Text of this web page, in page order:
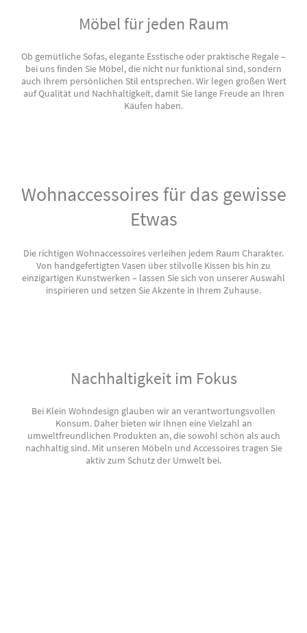
Möbel für jeden Raum
Ob gemütliche Sofas, elegante Esstische oder praktische Regale –
bei uns finden Sie Möbel, die nicht nur funktional sind, sondern
auch Ihrem persönlichen Stil entsprechen. Wir legen großen Wert
auf Qualität und Nachhaltigkeit, damit Sie lange Freude an Ihren
Käufen haben.
Wohnaccessoires für das gewisse
Etwas
Die richtigen Wohnaccessoires verleihen jedem Raum Charakter.
Von handgefertigten Vasen über stilvolle Kissen bis hin zu
einzigartigen Kunstwerken – lassen Sie sich von unserer Auswahl
inspirieren und setzen Sie Akzente in Ihrem Zuhause.
Nachhaltigkeit im Fokus
Bei Klein Wohndesign glauben wir an verantwortungsvollen
Konsum. Daher bieten wir Ihnen eine Vielzahl an
umweltfreundlichen Produkten an, die sowohl schön als auch
nachhaltig sind. Mit unseren Möbeln und Accessoires tragen Sie
aktiv zum Schutz der Umwelt bei.